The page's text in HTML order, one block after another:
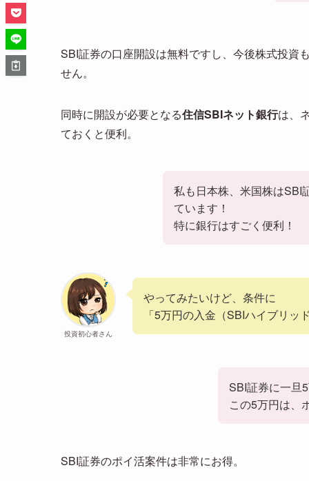
SBI証券の口座開設は無料ですし、今後株式投資
せん。
同時に開設が必要となる住信SBIネット銀行は、
ておくと便利。
私も日本株、米国株はSBI
ています！
特に銀行はすごく便利！
投資初心者さん
やってみたいけど、条件に
「5万円の入金（SBIハイブリ
SBI証券に一旦
この5万円は、
SBI証券のポイ活案件は非常にお得。